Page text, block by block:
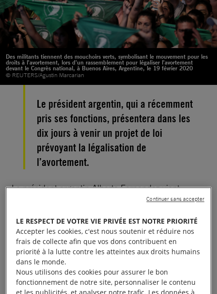
Des militants tiennent des mouchoirs verts, symbolisant le mouvement pour les
droits à l'avortement, lors d'un rassemblement pour légaliser l'avortement
devant le Congrès national, à Buenos Aires, Argentine, le 19 février 2020
© REUTERS/Agustin Marcarian
Le président argentin, qui a récemment
pris ses fonctions, présentera dans les
dix jours à venir un projet de loi
prévoyant la légalisation de
l’avortement.
Le président argentin Alberto Fernandez vient
d’honorer son engagement en présentant un projet
de loi sur l’avortement. Au Congrès de le légaliser !
En effet, le Congrès doit maintenant écouter les
demandes de dizaines de milliers de femmes qui se
sont battues pour prendre elles-mêmes les
décisions concernant leur corps. Il est temps que
Argentinerejoigne la liste des pays ayant légalisé
LE RESPECT DE VOTRE VIE PRIVÉE EST NOTRE PRIORITÉ
Accepter les cookies, c'est nous soutenir et réduire nos
frais de collecte afin que vos dons contribuent en
priorité à la lutte contre les atteintes aux droits humains
dans le monde.
Nous utilisons des cookies pour assurer le bon
fonctionnement de notre site, personnaliser le contenu
Continuer sans accepter